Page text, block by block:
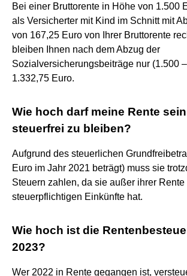
Bei einer Bruttorente in Höhe von 1.500
als Versicherter mit Kind im Schnitt mit
von 167,25 Euro von Ihrer Bruttorente
bleiben Ihnen nach dem Abzug der
Sozialversicherungsbeiträge nur (1.500
1.332,75 Euro.
Wie hoch darf meine Rente
steuerfrei zu bleiben?
Aufgrund des steuerlichen
Euro im Jahr 2021 beträgt) muss sie
Steuern zahlen, da sie außer ihrer
steuerpflichtigen Einkünfte hat.
Wie hoch ist die
2023?
Wer 2022 in Rente gegangen ist,